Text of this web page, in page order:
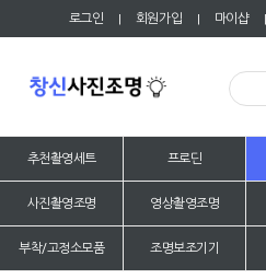
로그인 | 회원가입 | 마이샵 |
추천촬영세트 프로딘
사진촬영조명 영상촬영조명
부착/고정소모품 조명보조기기